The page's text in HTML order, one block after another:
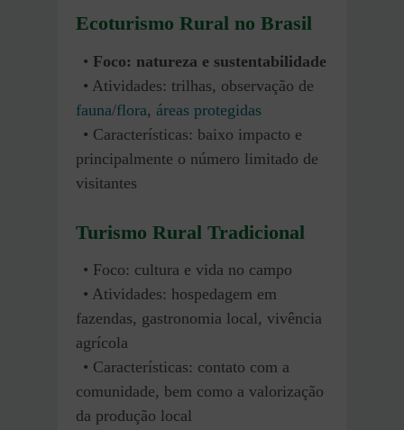
Ecoturismo Rural no Brasil
• Foco: natureza e sustentabilidade
• Atividades: trilhas, observação de
fauna/flora, áreas protegidas
• Características: baixo impacto e
principalmente o número limitado de
visitantes
Turismo Rural Tradicional
• Foco: cultura e vida no campo
• Atividades: hospedagem em
fazendas, gastronomia local, vivência
agrícola
• Características: contato com a
comunidade, bem como a valorização
da produção local